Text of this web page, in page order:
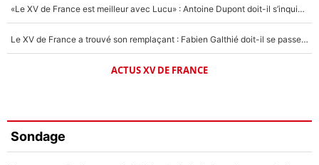
«Le XV de France est meilleur avec Lucu» : Antoine Dupont doit-il s’inquiéter pour sa place ?
Le XV de France a trouvé son remplaçant : Fabien Galthié doit-il se passer d'Antoine Dupont ?
ACTUS XV DE FRANCE
Sondage